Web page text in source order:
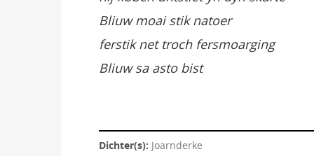
Bliuw moai stik natoer
ferstik net troch fersmoarging
Bliuw sa asto bist
Dichter(s): Joarnderke